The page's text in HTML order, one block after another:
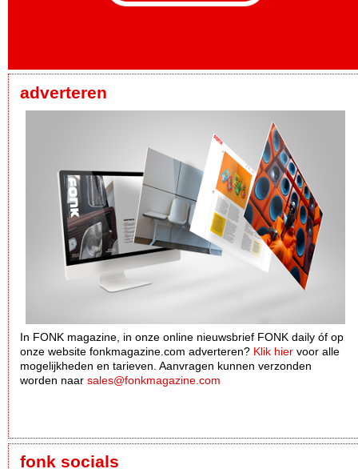
adverteren
In FONK magazine, in onze online nieuwsbrief FONK daily óf op
onze website fonkmagazine.com adverteren? Klik hier voor alle
mogelijkheden en tarieven. Aanvragen kunnen verzonden
worden naar sales@fonkmagazine.com
fonk socials